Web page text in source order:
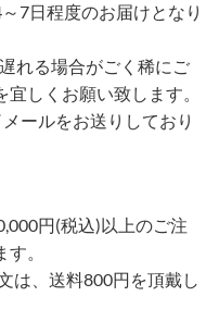
7日程度のお届けとなり
れる場合がごく稀にご
しくお願い致します。
ールをお送りしており
円(税込)以上のご注
。
は、送料800円を頂戴し